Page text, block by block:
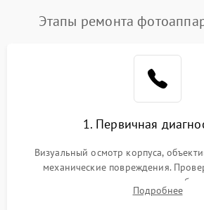
Этапы ремонта
1. Первичная
Визуальный осмотр корпуса,
механические повреждения.
включение, считывание кодов ошибок.
матрицы и затвора, проверка работы
Подробнее